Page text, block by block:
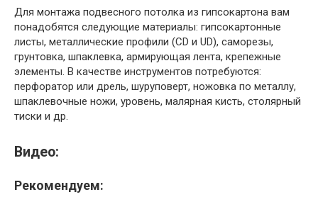
Для монтажа подвесного потолка из гипсокартона вам
понадобятся следующие материалы: гипсокартонные
листы, металлические профили (CD и UD), саморезы,
грунтовка, шпаклевка, армирующая лента, крепежные
элементы. В качестве инструментов потребуются:
перфоратор или дрель, шуруповерт, ножовка по металлу,
шпаклевочные ножи, уровень, малярная кисть, столярный
тиски и др.
Видео:
Рекомендуем: